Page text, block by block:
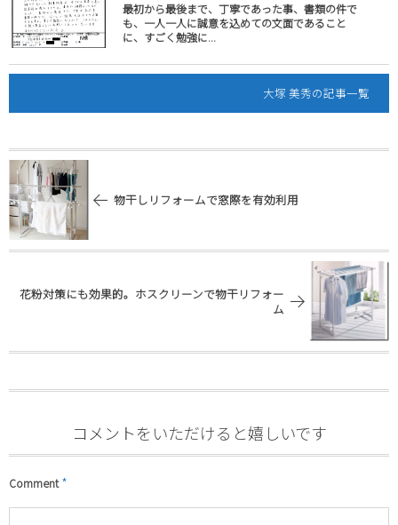
最初から最後まで、丁寧であった事、書類の件で
も、一人一人に誠意を込めての文面であること
に、すごく勉強に...
大塚 美秀の記事一覧
物干しリフォームで窓際を有効利用
花粉対策にも効果的。ホスクリーンで物干リフォー
ム
コメントをいただけると嬉しいです
Comment *